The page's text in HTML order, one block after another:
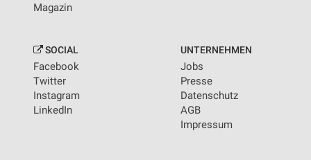
Magazin
SOCIAL
Facebook
Twitter
Instagram
LinkedIn
UNTERNEHMEN
Jobs
Presse
Datenschutz
AGB
Impressum